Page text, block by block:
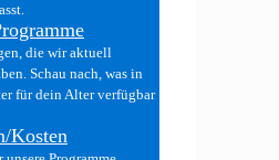
die wir aktuell
Schau nach, was in
für dein Alter verfügbar
Kosten